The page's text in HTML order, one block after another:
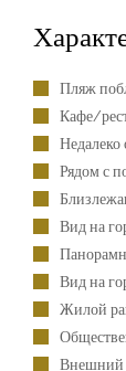
Пляж
Кафе/
Недалеко
Рядом с
Вид на
Вид на
Жилой
Внешний